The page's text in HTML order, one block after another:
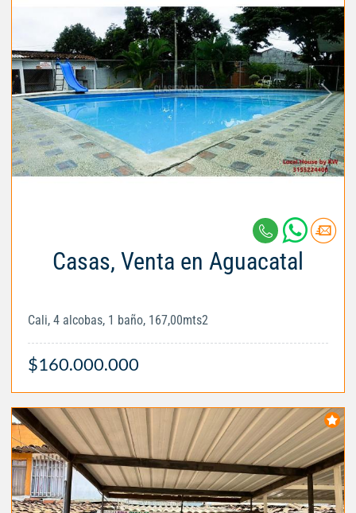
Casas, Venta en Aguacatal
Cali, 4 alcobas, 1 baño, 167,00mts2
$160.000.000